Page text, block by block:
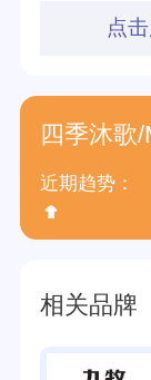
点
四季沐歌
近期趋势：
相关品牌